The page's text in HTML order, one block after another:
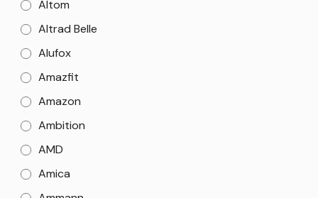
Altom
Altrad Belle
Alufox
Amazfit
Amazon
Ambition
AMD
Amica